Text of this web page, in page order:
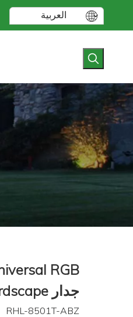
العربية
جدار LED Hardscape ضوء
RHL-8501T-ABZ